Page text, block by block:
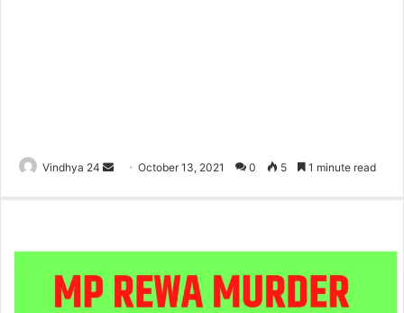
Vindhya 24
SendOctober 13, 2021 0 5 1 minute read